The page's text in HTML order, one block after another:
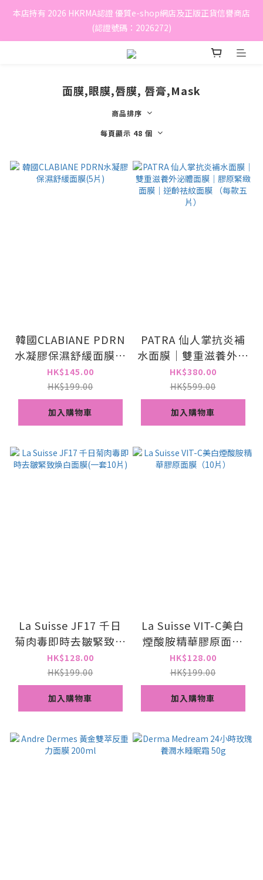
本店持有 2026 HKRMA認證 優質e-shop網店及正版正貨信譽商店
(認證號碼：2026272)
面膜,眼膜,唇膜, 唇膏,Mask
商品排序
每頁顯示 48 個
韓國CLABIANE PDRN
水凝膠保濕舒緩面膜(5
片)
HK$145.00
HK$199.00
加入購物車
PATRA 仙人掌抗炎補
水面膜｜雙重滋養外泌
體面膜｜膠原緊緻面膜
｜逆齡祛紋面膜 （每
款五片）
HK$380.00
HK$599.00
加入購物車
La Suisse JF17 千日
菊肉毒即時去皺緊致煥
白面膜(一套10片)
HK$128.00
HK$199.00
加入購物車
La Suisse VIT-C美白
煙酸胺精華膠原面膜️
（10片）
HK$128.00
HK$199.00
加入購物車